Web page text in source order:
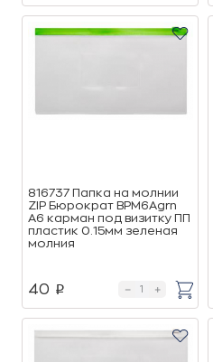
816737 Папка на молнии
ZIP Бюрократ BPM6Agrn
А6 карман под визитку ПП
пластик 0.15мм зеленая
молния
40 p